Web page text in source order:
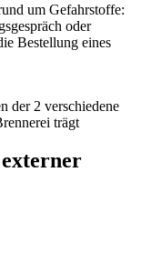
um Gefahrstoffe:
oder
Bestellung eines